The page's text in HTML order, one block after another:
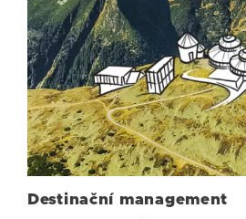
Destinační management